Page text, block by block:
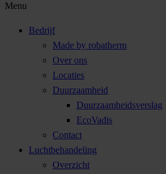
Menu
Bedrijf
Made by robatherm
Over ons
Locaties
Duurzaamheid
Duurzaamheidsverslag
EcoVadis
Contact
Luchtbehandeling
Overzicht